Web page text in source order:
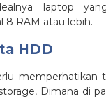
laptop
8 RAM atau lebih.
HDD
memperhatikan
Dimana di